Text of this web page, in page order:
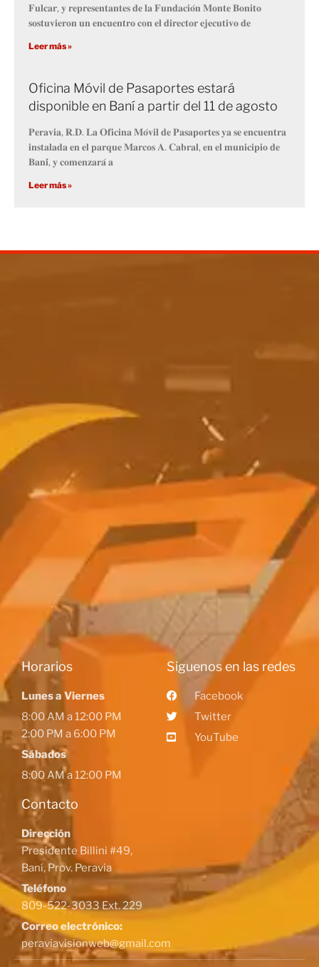
𝐅𝐮𝐥𝐜𝐚𝐫, 𝐲 𝐫𝐞𝐩𝐫𝐞𝐬𝐞𝐧𝐭𝐚𝐧𝐭𝐞𝐬 𝐝𝐞 𝐥𝐚 𝐅𝐮𝐧𝐝𝐚𝐜𝐢𝐨́𝐧 𝐌𝐨𝐧𝐭𝐞 𝐁𝐨𝐧𝐢𝐭𝐨
𝐬𝐨𝐬𝐭𝐮𝐯𝐢𝐞𝐫𝐨𝐧 𝐮𝐧 𝐞𝐧𝐜𝐮𝐞𝐧𝐭𝐫𝐨 𝐜𝐨𝐧 𝐞𝐥 𝐝𝐢𝐫𝐞𝐜𝐭𝐨𝐫 𝐞𝐣𝐞𝐜𝐮𝐭𝐢𝐯𝐨 𝐝𝐞
Leer más »
Oficina Móvil de Pasaportes estará
disponible en Baní a partir del 11 de agosto
𝐏𝐞𝐫𝐚𝐯𝐢𝐚, 𝐑.𝐃. 𝐋𝐚 𝐎𝐟𝐢𝐜𝐢𝐧𝐚 𝐌𝐨́𝐯𝐢𝐥 𝐝𝐞 𝐏𝐚𝐬𝐚𝐩𝐨𝐫𝐭𝐞𝐬 𝐲𝐚 𝐬𝐞 𝐞𝐧𝐜𝐮𝐞𝐧𝐭𝐫𝐚
𝐢𝐧𝐬𝐭𝐚𝐥𝐚𝐝𝐚 𝐞𝐧 𝐞𝐥 𝐩𝐚𝐫𝐪𝐮𝐞 𝐌𝐚𝐫𝐜𝐨𝐬 𝐀. 𝐂𝐚𝐛𝐫𝐚𝐥, 𝐞𝐧 𝐞𝐥 𝐦𝐮𝐧𝐢𝐜𝐢𝐩𝐢𝐨 𝐝𝐞
𝐁𝐚𝐧𝐢́, 𝐲 𝐜𝐨𝐦𝐞𝐧𝐳𝐚𝐫𝐚́ 𝐚
Leer más »
Horarios
Lunes a Viernes
8:00 AM a 12:00 PM
2:00 PM a 6:00 PM
Sábados
8:00 AM a 12:00 PM
Contacto
Dirección
Presidente Billini #49,
Baní, Prov. Peravia
Teléfono
809-522-3033 Ext. 229
Correo electrónico:
peraviavisionweb@gmail.com
Siguenos en las redes
Facebook
Twitter
YouTube